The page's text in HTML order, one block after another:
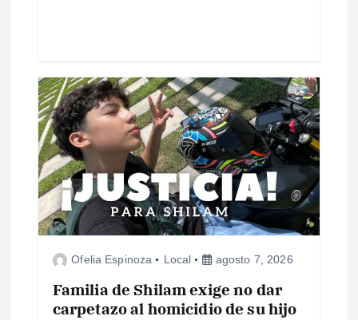
a
s
Ofelia Espinoza Local agosto 7, 2026
Familia de Shilam exige no dar
carpetazo al homicidio de su hijo